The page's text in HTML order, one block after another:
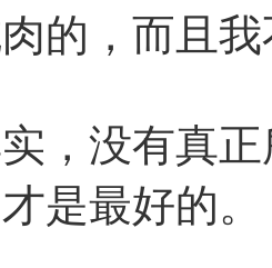
的，而且
没有真正
是最好的。